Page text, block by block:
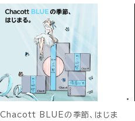
Chacott BLUEの季節、はじま